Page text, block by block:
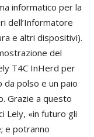
informatico per la
dell’Informatore
e altri dispositivi).
del
T4C InHerd per
polso e un paio
Grazie a questo
Lely, «in futuro gli
e potranno